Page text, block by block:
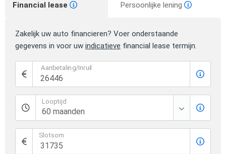
Financial lease Persoonlijke lening
Zakelijk uw auto financieren? Voer onderstaande
gegevens in voor uw indicatieve financial lease termijn.
Aanbetaling/Inruil
Looptijd
Slotsom